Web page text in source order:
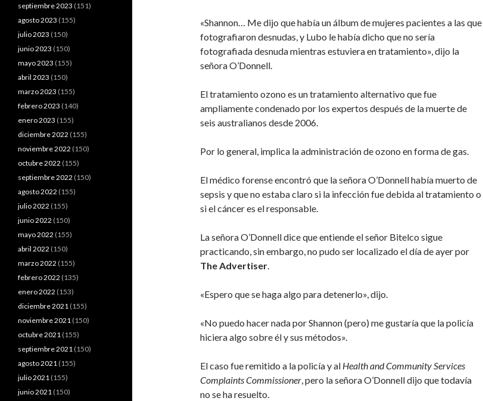
«Shannon… Me dijo que había un álbum de mujeres pacientes a las que
fotografiaron desnudas, y Lubo le había dicho que no sería
fotografiada desnuda mientras estuviera en tratamiento», dijo la
señora O’Donnell.
El tratamiento ozono es un tratamiento alternativo que fue
ampliamente condenado por los expertos después de la muerte de
seis australianos desde 2006.
Por lo general, implica la administración de ozono en forma de gas.
El médico forense encontró que la señora O’Donnell había muerto de
sepsis y que no estaba claro si la infección fue debida al tratamiento o
si el cáncer es el responsable.
La señora O’Donnell dice que entiende el señor Bitelco sigue
practicando, sin embargo, no pudo ser localizado el día de ayer por
The Advertiser.
«Espero que se haga algo para detenerlo», dijo.
«No puedo hacer nada por Shannon (pero) me gustaría que la policía
hiciera algo sobre él y sus métodos».
El caso fue remitido a la policía y al Health and Community Services
Complaints Commissioner, pero la señora O’Donnell dijo que todavía
no se ha resuelto.
septiembre 2023 (151)
agosto 2023 (155)
julio 2023 (150)
junio 2023 (150)
mayo 2023 (155)
abril 2023 (150)
marzo 2023 (155)
febrero 2023 (140)
enero 2023 (155)
diciembre 2022 (155)
noviembre 2022 (150)
octubre 2022 (155)
septiembre 2022 (150)
agosto 2022 (155)
julio 2022 (155)
junio 2022 (150)
mayo 2022 (155)
abril 2022 (150)
marzo 2022 (155)
febrero 2022 (135)
enero 2022 (153)
diciembre 2021 (155)
noviembre 2021 (150)
octubre 2021 (155)
septiembre 2021 (150)
agosto 2021 (155)
julio 2021 (155)
junio 2021 (150)